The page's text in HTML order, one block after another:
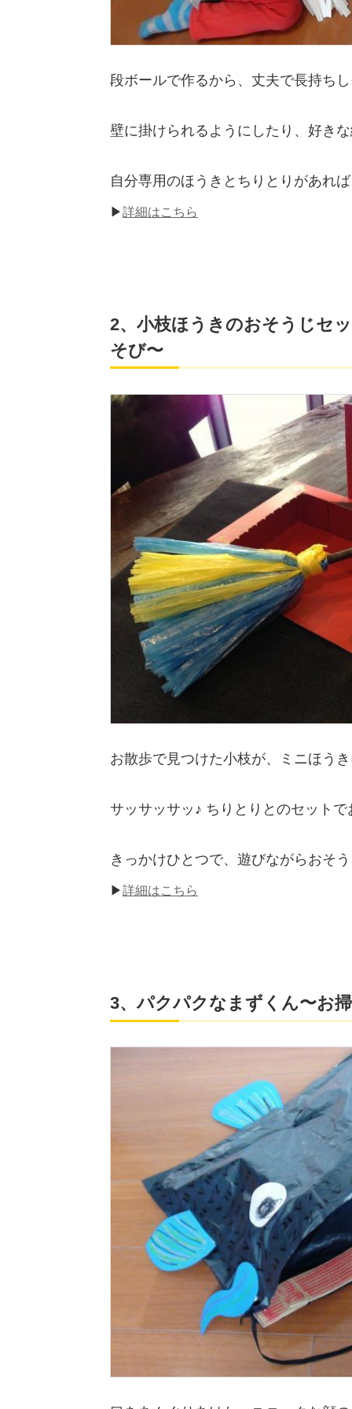
段ボールで作るから、丈夫で長持
壁に掛けられるようにしたり、好き
自分専用のほうきとちりとりがあれ
▶詳細はこちら
2、小枝ほうきのおそうじセ
そび〜
お散歩で見つけた小枝が、ミニほう
サッサッサッ♪ ちりとりとのセット
きっかけひとつで、遊びながらおそ
▶詳細はこちら
3、パクパクなまずくん〜お